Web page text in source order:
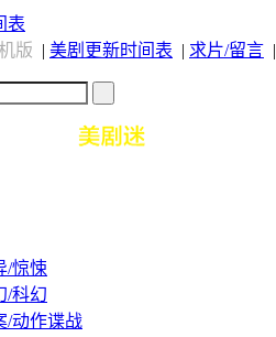
表
版 | 美剧更新时间表 | 求片/留言 |
/惊悚
/科幻
/动作谍战